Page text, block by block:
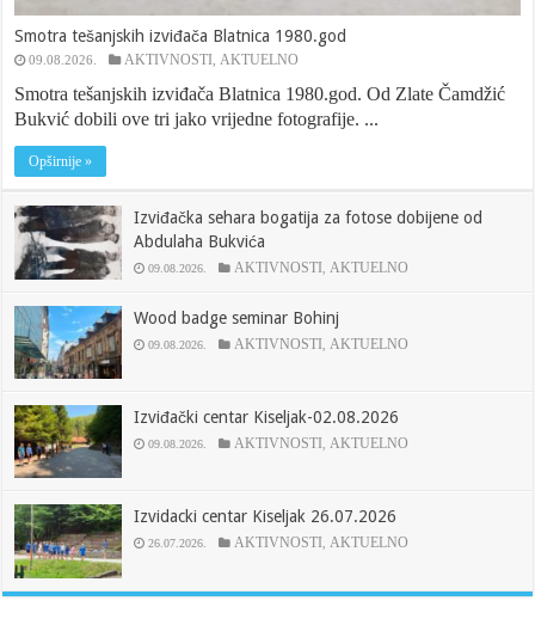
Smotra tešanjskih izviđača Blatnica 1980.god
09.08.2026. AKTIVNOSTI AKTUELNO
Smotra tešanjskih izviđača Blatnica 1980.god. Od Zlate Čamdžić
Bukvić dobili ove tri jako vrijedne fotografije. ...
Opširnije »
Izviđačka sehara bogatija za fotose dobijene od
Abdulaha Bukvića
09.08.2026. AKTIVNOSTI AKTUELNO
Wood badge seminar Bohinj
09.08.2026. AKTIVNOSTI AKTUELNO
Izviđački centar Kiseljak-02.08.2026
09.08.2026. AKTIVNOSTI AKTUELNO
Izvidacki centar Kiseljak 26.07.2026
26.07.2026. AKTIVNOSTI,AKTUELNO